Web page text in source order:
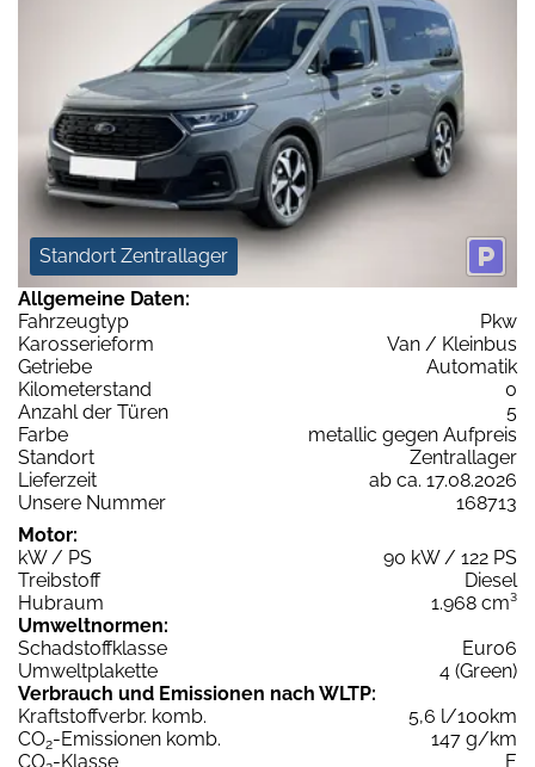
Standort Zentrallager
Allgemeine Daten:
Fahrzeugtyp
Pkw
Karosserieform
Van / Kleinbus
Getriebe
Automatik
Kilometerstand
0
Anzahl der Türen
5
Farbe
metallic gegen Aufpreis
Standort
Zentrallager
Lieferzeit
ab ca. 17.08.2026
Unsere Nummer
168713
Motor:
kW / PS
90 kW / 122 PS
Treibstoff
Diesel
Hubraum
1.968 cm³
Umweltnormen:
Schadstoffklasse
Euro6
Umweltplakette
4 (Green)
Verbrauch und Emissionen nach WLTP:
Kraftstoffverbr. komb.
5,6 l/100km
CO2-Emissionen komb.
147 g/km
CO -Klasse E